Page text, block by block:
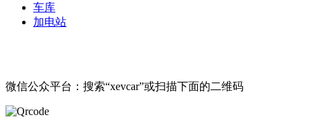
车库
加电站
微信公众平台：搜索“xevcar”或扫描下面的二维码